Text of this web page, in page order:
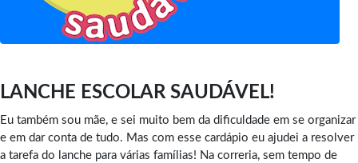
LANCHE ESCOLAR SAUDÁVEL!
Eu também sou mãe, e sei muito bem da dificuldade em se organizar
e em dar conta de tudo. Mas com esse cardápio eu ajudei a resolver
a tarefa do lanche para várias famílias! Na correria, sem tempo de